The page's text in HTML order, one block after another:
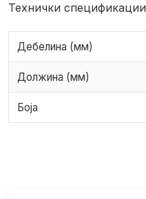
Технички спецификации
Дебелина (мм)
Должина (мм)
Боја